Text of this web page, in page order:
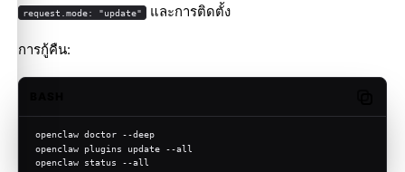
request.mode: "update" และการติดตั้ง
การกู้คืน:
openclaw doctor --deep
openclaw plugins update --all
openclaw status --all